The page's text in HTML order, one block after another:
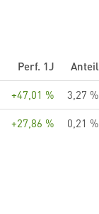
Perf. 1J
Anteil
+47,01 %
3,27 %
+27,86 % 0,21 %